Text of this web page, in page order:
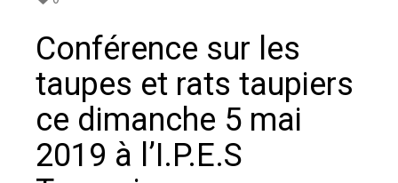
Conférence sur les
taupes et rats taupiers
ce dimanche 5 mai
2019 à l’I.P.E.S